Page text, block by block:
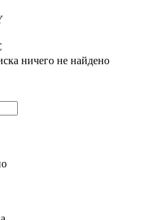
ничего не найдено